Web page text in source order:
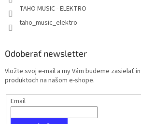
TAHO MUSIC - ELEKTRO
taho_music_elektro
Odoberať newsletter
Vložte svoj e-mail a my Vám budeme zasielať
produktoch na našom e-shope.
Email